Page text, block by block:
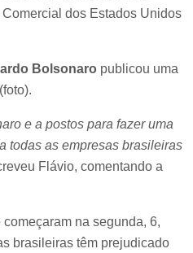
dos Estados Unidos
Bolsonaro publicou uma
e a postos para fazer uma
todas as empresas brasileiras
Flávio, comentando a
na segunda, 6,
brasileiras têm prejudicado